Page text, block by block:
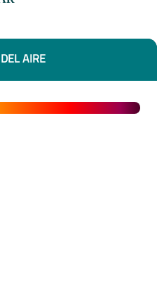
AIRE